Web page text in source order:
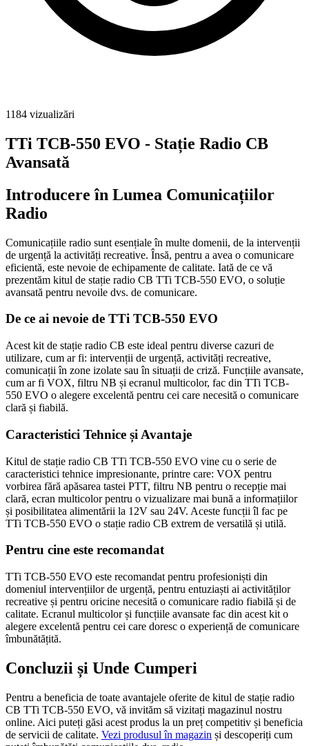
1184 vizualizări
TTi TCB-550 EVO - Stație Radio CB
Avansată
Introducere în Lumea Comunicațiilor
Radio
Comunicațiile radio sunt esențiale în multe domenii, de la intervenții
de urgență la activități recreative. Însă, pentru a avea o comunicare
eficientă, este nevoie de echipamente de calitate. Iată de ce vă
prezentăm kitul de stație radio CB TTi TCB-550 EVO, o soluție
avansată pentru nevoile dvs. de comunicare.
De ce ai nevoie de TTi TCB-550 EVO
Acest kit de stație radio CB este ideal pentru diverse cazuri de
utilizare, cum ar fi: intervenții de urgență, activități recreative,
comunicații în zone izolate sau în situații de criză. Funcțiile avansate,
cum ar fi VOX, filtru NB și ecranul multicolor, fac din TTi TCB-
550 EVO o alegere excelentă pentru cei care necesită o comunicare
clară și fiabilă.
Caracteristici Tehnice și Avantaje
Kitul de stație radio CB TTi TCB-550 EVO vine cu o serie de
caracteristici tehnice impresionante, printre care: VOX pentru
vorbirea fără apăsarea tastei PTT, filtru NB pentru o recepție mai
clară, ecran multicolor pentru o vizualizare mai bună a informațiilor
și posibilitatea alimentării la 12V sau 24V. Aceste funcții îl fac pe
TTi TCB-550 EVO o stație radio CB extrem de versatilă și utilă.
Pentru cine este recomandat
TTi TCB-550 EVO este recomandat pentru profesioniști din
domeniul intervențiilor de urgență, pentru entuziaști ai activităților
recreative și pentru oricine necesită o comunicare radio fiabilă și de
calitate. Ecranul multicolor și funcțiile avansate fac din acest kit o
alegere excelentă pentru cei care doresc o experiență de comunicare
îmbunătățită.
Concluzii și Unde Cumperi
Pentru a beneficia de toate avantajele oferite de kitul de stație radio
CB TTi TCB-550 EVO, vă invităm să vizitați magazinul nostru
online. Aici puteți găsi acest produs la un preț competitiv și beneficia
de servicii de calitate. Vezi produsul în magazin și descoperiți cum